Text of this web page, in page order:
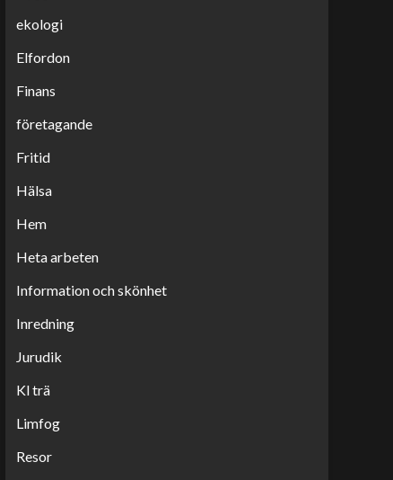
ekologi
Elfordon
Finans
företagande
Fritid
Hälsa
Hem
Heta arbeten
Information och skönhet
Inredning
Jurudik
Kl trä
Limfog
Resor